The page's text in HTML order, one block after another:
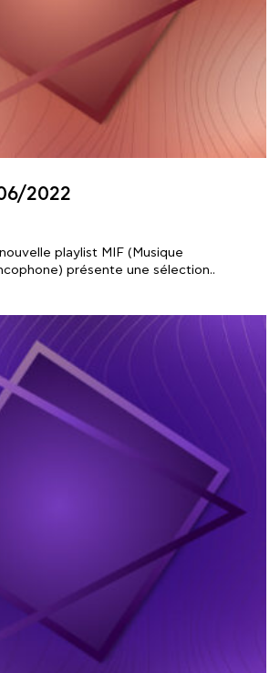
2022
playlist MIF (Musique
présente une sélection..